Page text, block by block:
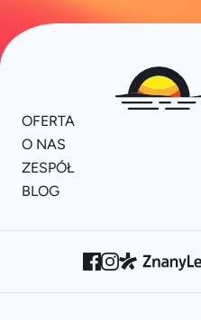
OFERTA
O NAS
ZESPÓŁ
BLOG